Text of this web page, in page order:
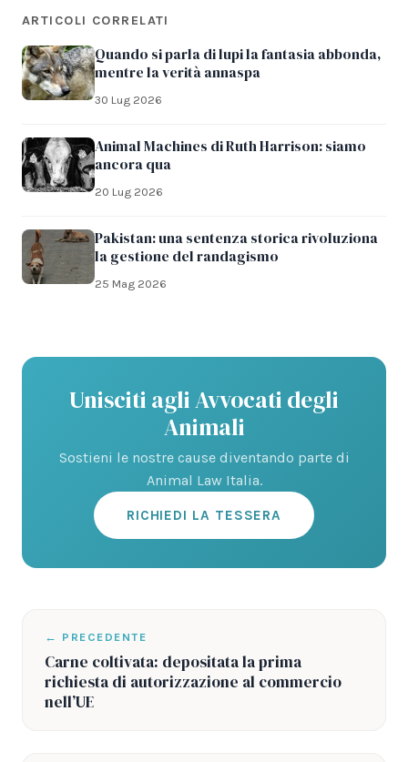
ARTICOLI CORRELATI
Quando si parla di lupi la fantasia abbonda,
mentre la verità annaspa
30 Lug 2026
Animal Machines di Ruth Harrison: siamo
ancora qua
20 Lug 2026
Pakistan: una sentenza storica rivoluziona
la gestione del randagismo
25 Mag 2026
Unisciti agli Avvocati degli
Animali
Sostieni le nostre cause diventando parte di
Animal Law Italia.
RICHIEDI LA TESSERA
← PRECEDENTE
Carne coltivata: depositata la prima
richiesta di autorizzazione al commercio
nell’UE